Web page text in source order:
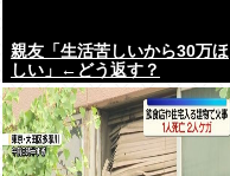
親友「生活苦しいから30万ほ
しい」←どう返す？